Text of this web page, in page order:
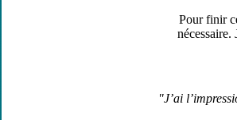
Pour finir
"J’ai